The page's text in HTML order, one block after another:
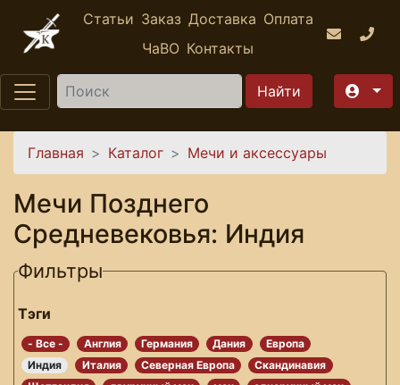
Перейти к основному содержанию
Статьи Заказ Доставка Оплата
ЧаВО Контакты
Найти
Вы здесь
Главная Каталог Мечи и аксессуары
Мечи Позднего
Средневековья: Индия
Фильтры
Тэги
- Все - Англия Германия Дания
Европа
Индия
Италия Северная Европа
Скандинавия